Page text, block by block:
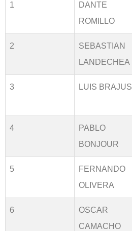
1
DANTE
ROMILLO
2
SEBASTIAN
LANDECHEA
3 LUIS BRAJUS
4
PABLO
BONJOUR
5
FERNANDO
OLIVERA
6
OSCAR
CAMACHO